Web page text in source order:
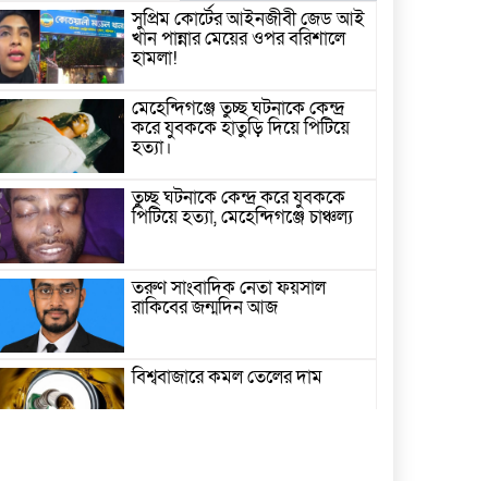
সুপ্রিম কোর্টের আইনজীবী জেড আই
খান পান্নার মেয়ের ওপর বরিশালে
হামলা!
মেহেন্দিগঞ্জে তুচ্ছ ঘটনাকে কেন্দ্র
করে যুবককে হাতুড়ি দিয়ে পিটিয়ে
হত্যা।
তুচ্ছ ঘটনাকে কেন্দ্র করে যুবককে
পিটিয়ে হত্যা, মেহেন্দিগঞ্জে চাঞ্চল্য
তরুণ সাংবাদিক নেতা ফয়সাল
রাকিবের জন্মদিন আজ
বিশ্ববাজারে কমল তেলের দাম